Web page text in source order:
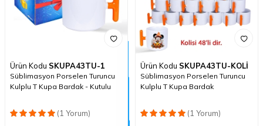
Ürün Kodu SKUPA43TU-1
Süblimasyon Porselen Turuncu
Kulplu T Kupa Bardak - Kutulu
(1 Yorum)
Ürün Kodu SKUPA43TU-KOLİ
Süblimasyon Porselen Turuncu
Kulplu T Kupa Bardak
(1 Yorum)